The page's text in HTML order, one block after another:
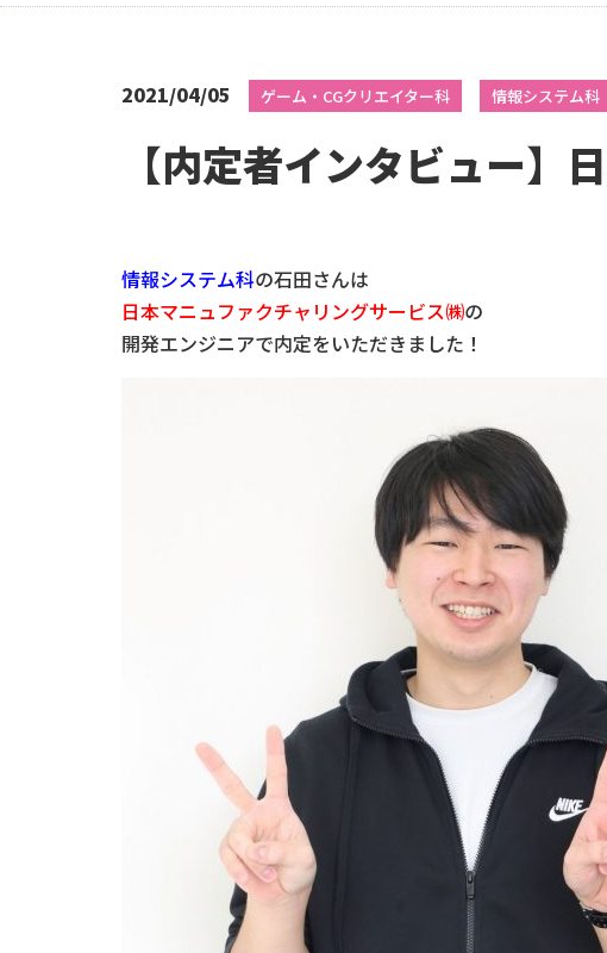
2021/04/05 ゲーム・CGクリエイター科 情報システム科
【内定者インタビュー】
情報システム科の石田さんは
日本マニュファクチャリングサービス㈱の
開発エンジニアで内定をいただきました！